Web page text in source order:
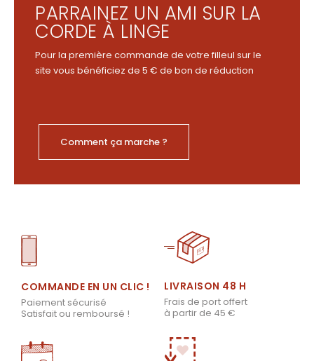
PARRAINEZ UN AMI SUR LA
CORDE À LINGE
Pour la première commande de votre filleul sur le
site vous bénéficiez de 5 € de bon de réduction
Comment ça marche ?
COMMANDE EN UN CLIC !
Paiement sécurisé
Satisfait ou remboursé !
LIVRAISON 48 H
Frais de port offert
à partir de 45 €